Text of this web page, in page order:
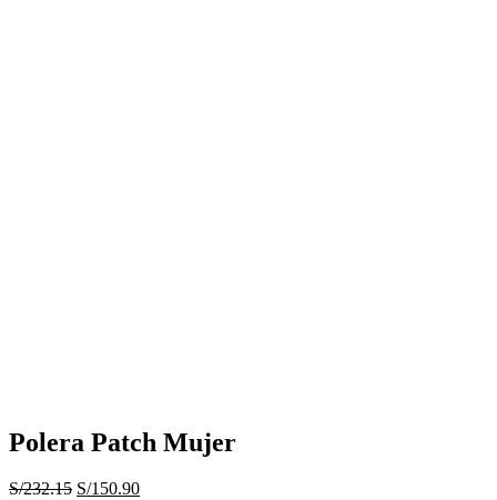
Polera Patch Mujer
S/232.15 El
S/150.90El